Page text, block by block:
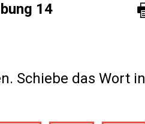
14
Schiebe das Wort in